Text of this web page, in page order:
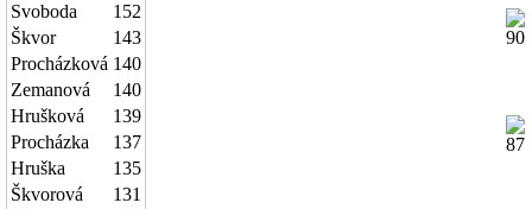
Svoboda
152
Škvor
143
Procházková 140
Zemanová
140
Hrušková
139
Procházka
137
Hruška
135
Škvorová
131